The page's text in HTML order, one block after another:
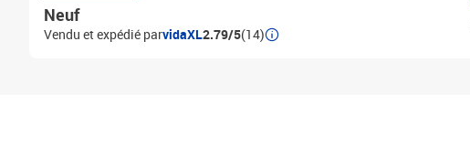
Neuf
Vendu et expédié parvidaXL2.79/5(14)